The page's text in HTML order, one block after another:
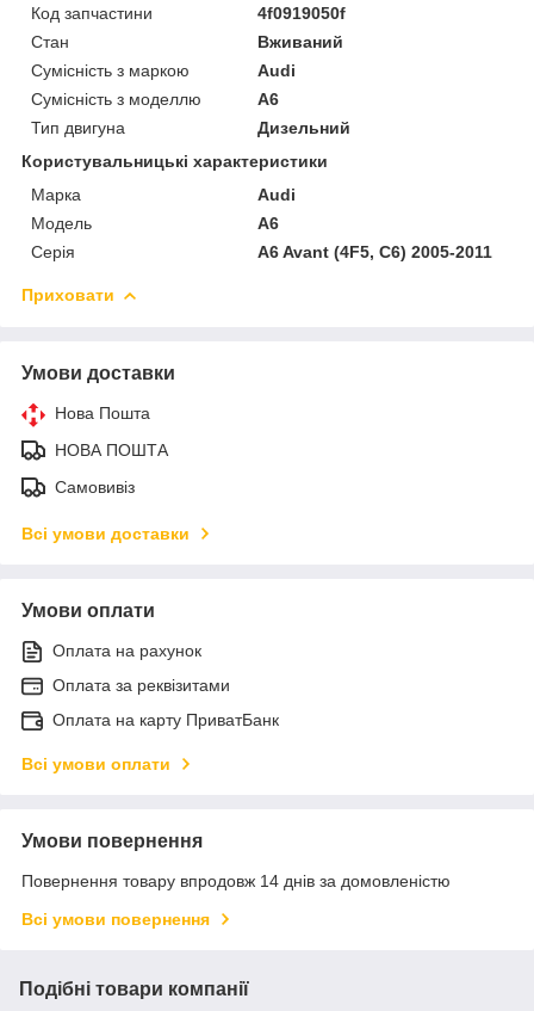
Код запчастини
4f0919050f
Стан
Вживаний
Сумісність з маркою
Audi
Сумісність з моделлю
A6
Тип двигуна
Дизельний
Користувальницькі характеристики
Марка
Audi
Модель
A6
Серія
A6 Avant (4F5, C6) 2005-2011
Приховати
Умови доставки
Нова Пошта
НОВА ПОШТА
Самовивіз
Всі умови доставки
Умови оплати
Оплата на рахунок
Оплата за реквізитами
Оплата на карту ПриватБанк
Всі умови оплати
Умови повернення
Повернення товару впродовж 14 днів за домовленістю
Всі умови повернення
Подібні товари компанії